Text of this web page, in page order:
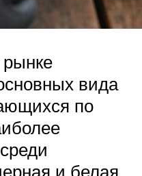
вида
по
и белая